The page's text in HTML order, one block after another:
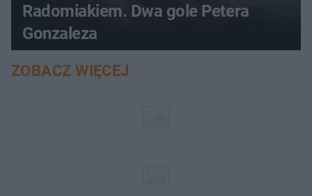
Radomiakiem. Dwa gole Petera
Gonzaleza
ZOBACZ WIĘCEJ